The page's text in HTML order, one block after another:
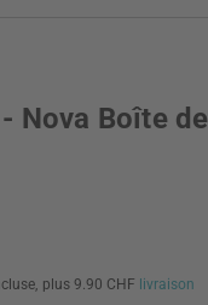
Nova Boîte de
plus 9.90 CHF livraison